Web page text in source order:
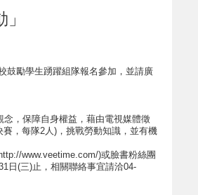
鼓勵學生踴躍組隊報名參加，並請廣
，保障自身權益，藉由電視媒體徵
，每隊2人)，挑戰勞動知識，並有機
www.veetime.com/)或臉書粉絲團
日(三)止，相關聯絡事宜請洽04-